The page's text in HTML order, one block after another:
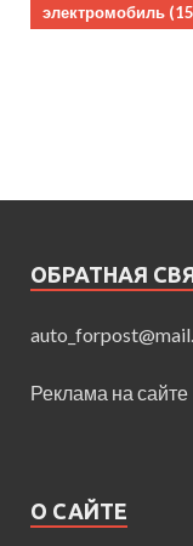
электромобиль
ОБРАТНАЯ
Реклама на сайте
О САЙТЕ